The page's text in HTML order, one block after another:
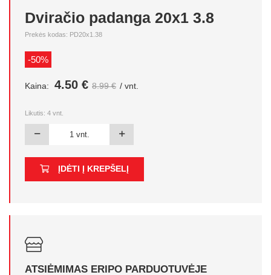
Dviračio padanga 20x1 3.8
Prekės kodas: PD20x1.38
-50%
Kaina: 4.50 € 8.99 € / vnt.
Likutis: 4 vnt.
ĮDĖTI Į KREPŠELĮ
ATSIĖMIMAS ERIPO PARDUOTUVĖJE